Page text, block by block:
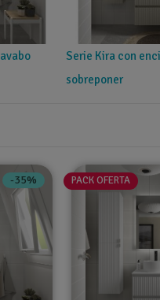
Serie Kira con
sobreponer
-35% PACK OFERTA